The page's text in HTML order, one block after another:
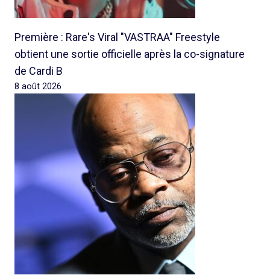
Première : Rare's Viral "VASTRAA" Freestyle
obtient une sortie officielle après la co-signature
de Cardi B
8 août 2026